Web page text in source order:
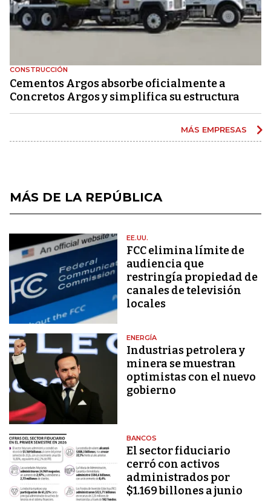
CONSTRUCCIÓN
Cementos Argos absorbe oficialmente a
Concretos Argos y simplifica su estructura
MÁS EMPRESAS
MÁS DE LA REPÚBLICA
EE.UU.
FCC elimina límite de
audiencia que
restringía propiedad de
canales de televisión
locales
ENERGÍA
Industrias petrolera y
minera se muestran
optimistas con el nuevo
gobierno
BANCOS
El sector fiduciario
cerró con activos
administrados por
$1.169 billones a junio